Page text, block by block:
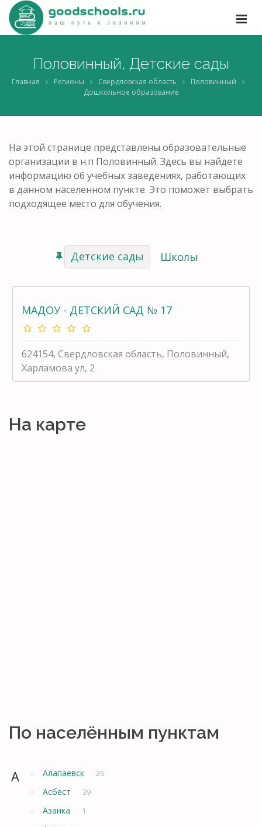
Половинный, Детские сады
Главная Регионы Свердловская область
Половинный
Дошкольное образование
На этой странице представлены образовательные
организации в н.п Половинный. Здесь вы найдете
информацию об учебных заведениях, работающих
в данном населенном пункте. Это поможет выбрать
подходящее место для обучения.
Детские сады Школы
МАДОУ - ДЕТСКИЙ САД № 17
624154, Свердловская область, Половинный,
Харламова ул, 2
На карте
По населённым пунктам
А Алапаевск 26
Асбест 39
Азанка 1